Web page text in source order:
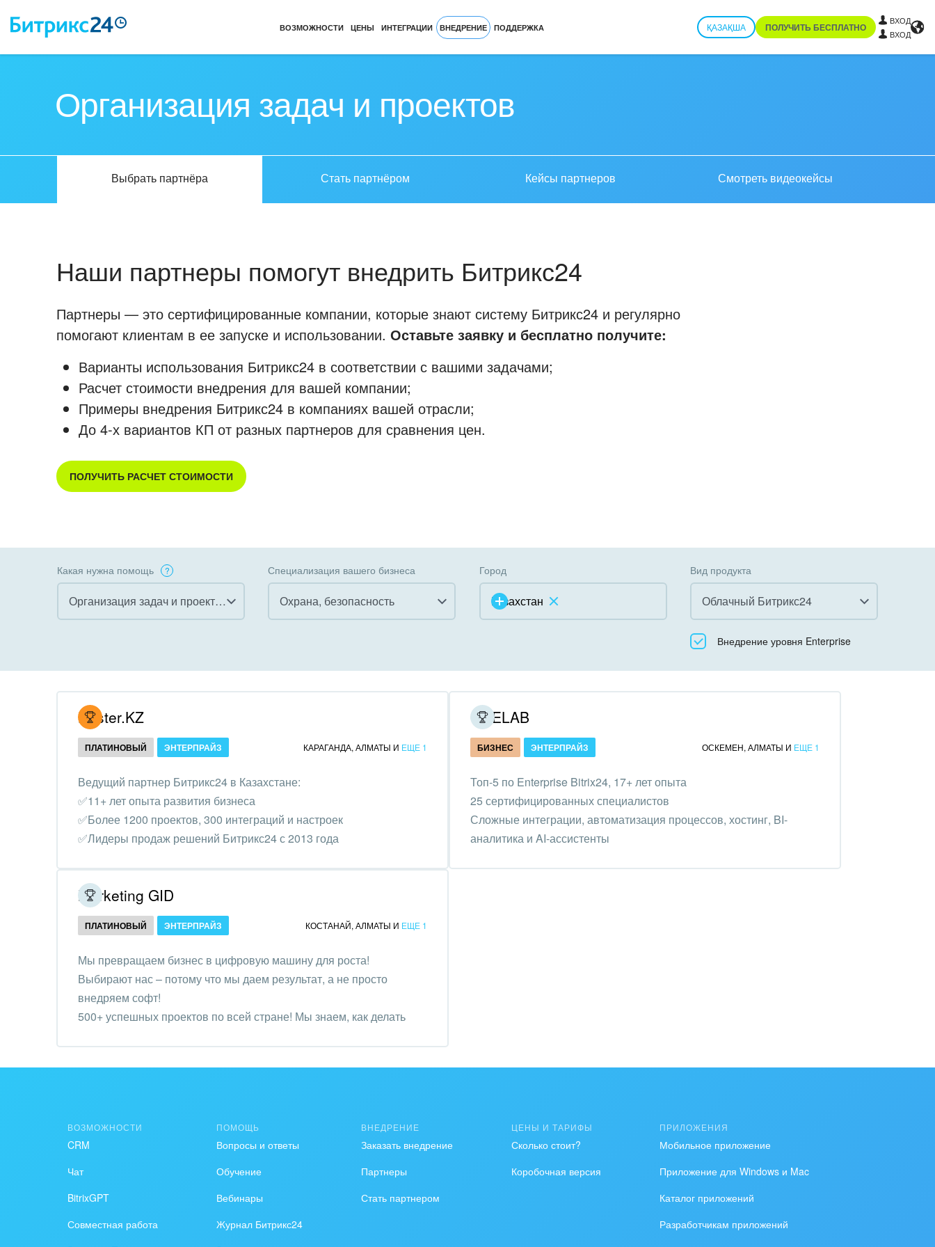
ВОЗМОЖНОСТИ ЦЕНЫ ИНТЕГРАЦИИ ВНЕДРЕНИЕ ПОДДЕРЖКА ҚАЗАҚША ПОЛУЧИТЬ БЕСПЛАТНО
ВХОД
ВХОД
Организация задач и проектов
Выбрать партнёра Стать партнёром Кейсы партнеров Смотреть видеокейсы
Наши партнеры помогут внедрить Битрикс24
Партнеры — это сертифицированные компании, которые знают систему Битрикс24 и регулярно
помогают клиентам в ее запуске и использовании. Оставьте заявку и бесплатно получите:
Варианты использования Битрикс24 в соответствии с вашими задачами;
Расчет стоимости внедрения для вашей компании;
Примеры внедрения Битрикс24 в компаниях вашей отрасли;
До 4-х вариантов КП от разных партнеров для сравнения цен.
ПОЛУЧИТЬ РАСЧЕТ СТОИМОСТИ
Какая нужна помощь
Организация задач и проектов
Внедрение КЭДО
Интеграция с 1С
Организация задач и
Внедрение Бизнес-
процессов
администрирование
Создание сайтов
Интернет-магазин и CRM
Крупные корпоративные
внедрения
Внедрение для медицины
Внедрение онлайн-офиса
/ Интранета
Специализация вашего бизнеса
Охрана, безопасность
Коммунальные услуги, ЖКХ
организации,
Недвижимость, риэлтерские
организации
Охрана, безопасность
СМИ, издательства,
Страхование
Транспорт, Авиация,
Трудоустройство
Красота, фитнес, спорт
Город
Казахстан
Вид продукта
Облачный Битрикс24
Все
Коробочная версия
Внедрение уровня Enterprise
Hoster.KZ
ПЛАТИНОВЫЙ ЭНТЕРПРАЙЗ КАРАГАНДА, АЛМАТЫ И ЕЩЕ 1
Ведущий партнер Битрикс24 в Казахстане:
✅11+ лет опыта развития бизнеса
✅Более 1200 проектов, 300 интеграций и настроек
✅Лидеры продаж решений Битрикс24 с 2013 года
ONELAB
БИЗНЕС ЭНТЕРПРАЙЗ ОСКЕМЕН, АЛМАТЫ И ЕЩЕ 1
Топ-5 по Enterprise Bitrix24, 17+ лет опыта
25 сертифицированных специалистов
Сложные интеграции, автоматизация процессов, хостинг, BI-
аналитика и AI-ассистенты
Marketing GID
ПЛАТИНОВЫЙ ЭНТЕРПРАЙЗ КОСТАНАЙ, АЛМАТЫ И ЕЩЕ 1
Мы превращаем бизнес в цифровую машину для роста!
Выбирают нас – потому что мы даем результат, а не просто
внедряем софт!
500+ успешных проектов по всей стране! Мы знаем, как делать
ВОЗМОЖНОСТИ
CRM
Чат
BitrixGPT
Совместная работа
ПОМОЩЬ
Вопросы и ответы
Обучение
Вебинары
Журнал Битрикс24
ВНЕДРЕНИЕ
Заказать внедрение
Партнеры
Стать партнером
ЦЕНЫ И ТАРИФЫ
Сколько стоит?
Коробочная версия
ПРИЛОЖЕНИЯ
Мобильное приложение
Приложение для Windows и Mac
Каталог приложений
Разработчикам приложений